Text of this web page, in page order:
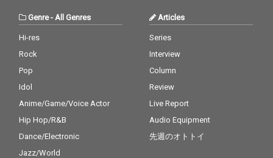
ーカンパニーズ）、東
京スカパラダイスオー
ケストラの茂木欣一
（Ba）、沖祐市（Ke
y）らが参加。極上の
サウンドを聴かせてく
Genre- All Genres
Hi-res
Rock
Pop
Idol
Anime/Game/Voice Actor
Hip Hop/R&B
Dance/Electronic
Jazz/World
Articles
Series
Interview
Column
Review
Live Report
Audio Equipment
先週のオトトイ